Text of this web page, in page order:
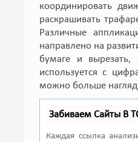
координировать
раскрашивать
Различные
направлено на
бумаге и
используется с
можно больше
Забиваем Сайты В
Каждая ссылка